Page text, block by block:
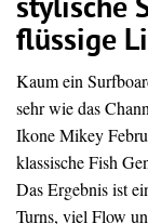
stylische
flüssige
Kaum ein
sehr wie das
Ikone Mikey
klassische Fish
Das Ergebnis ist
Turns, viel Flow